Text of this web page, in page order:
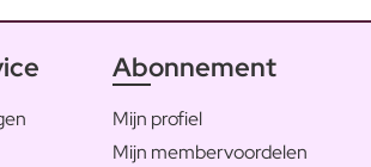
Abonnement
Mijn profiel
Mijn membervoordelen